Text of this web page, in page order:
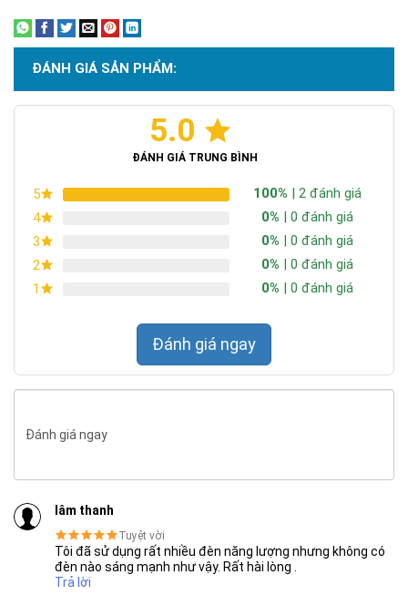
Sản phẩm sử dụng chip led từ thương hiệu Cree Leds, đây là
Chứng nhận ISO 9001:2015
SẢN PHẨM CHẤT LƯỢNG - DỊCH VỤ TIN DÙNG LẦN VII - 2020
ĐÁNH GIÁ SẢN PHẨM:
5.0
ĐÁNH GIÁ TRUNG BÌNH
5 100% | 2 đánh giá
4
0% | 0 đánh giá
3
0% | 0 đánh giá
2
0% | 0 đánh giá
1
0% | 0 đánh giá
Đánh giá ngay
Đánh giá ngay
lâm thanh
Tuyệt vời
Tôi đã sử dụng rất nhiều đèn năng lượng nhưng không có
đèn nào sáng mạnh như vậy. Rất hài lòng .
Trả lời